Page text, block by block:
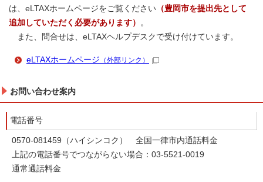
は、eLTAXホームページをご覧ください （豊岡市を提出先として
追加していただく必要があります） 。
また、問合せは、eLTAXヘルプデスクで受け付けています。
eLTAXホームページ （外部リンク）
お問い合わせ案内
電話番号
0570-081459（ハイシンコク） 全国一律市内通話料金
上記の電話番号でつながらない場合：03-5521-0019
通常通話料金